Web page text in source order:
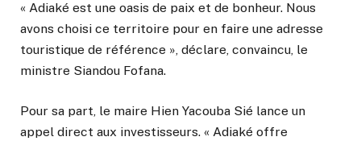
« Adiaké est une oasis de paix et de bonheur. Nous
avons choisi ce territoire pour en faire une adresse
touristique de référence », déclare, convaincu, le
ministre Siandou Fofana.
Pour sa part, le maire Hien Yacouba Sié lance un
appel direct aux investisseurs. « Adiaké offre